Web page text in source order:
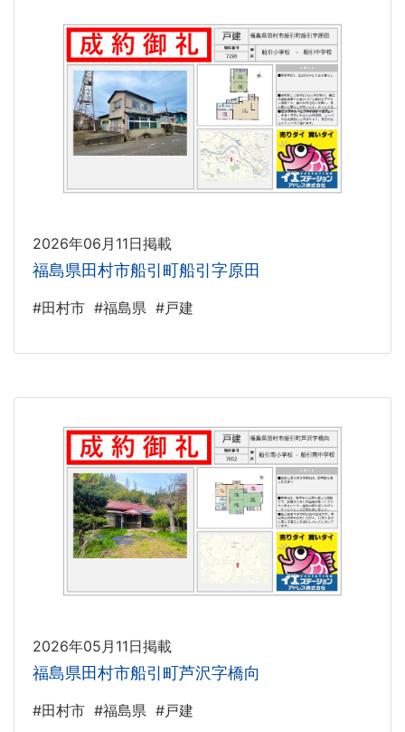
2026年06月11日掲載
福島県田村市船引町船引字原田
#田村市 #福島県 #戸建
2026年05月11日掲載
福島県田村市船引町芦沢字橋向
#田村市 #福島県 #戸建